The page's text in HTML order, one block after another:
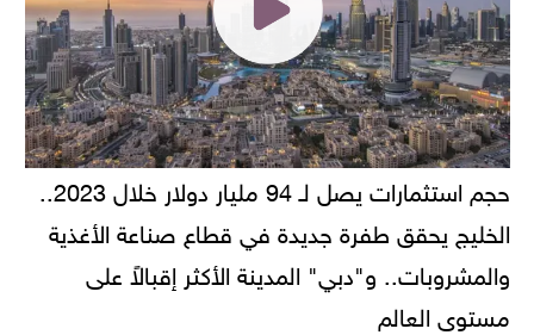
الخليج يحقق طفرة جديدة في قطاع صناعة الأغذية
والمشروبات.. و"دبي" المدينة الأكثر إقبالاً على
مستوى العالم